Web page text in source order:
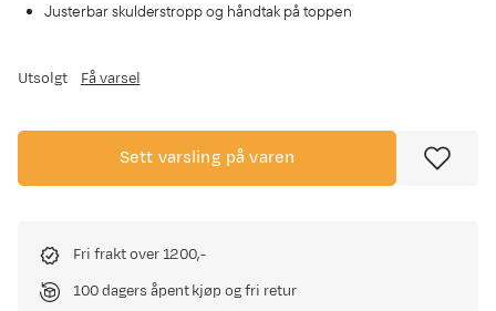
Justerbar skulderstropp og håndtak på toppen
Utsolgt Få varsel
Sett varsling på varen
Fri frakt over 1200,-
100 dagers åpent kjøp og fri retur